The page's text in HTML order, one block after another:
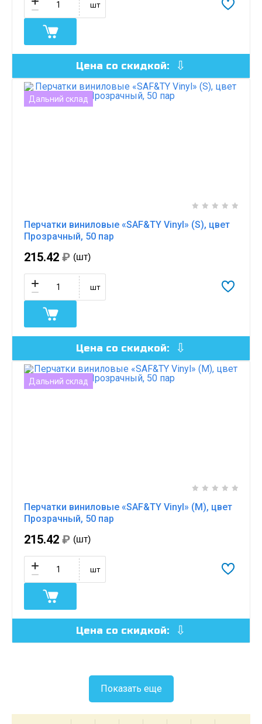
шт
Цена со скидкой:
Дальний склад
Перчатки виниловые «SAF&TY Vinyl» (S), цвет
Прозрачный, 50 пар
215.42 ₽ (шт)
шт
Цена со скидкой:
Дальний склад
Перчатки виниловые «SAF&TY Vinyl» (M), цвет
Прозрачный, 50 пар
215.42 ₽ (шт)
шт
Цена со скидкой:
Показать еще